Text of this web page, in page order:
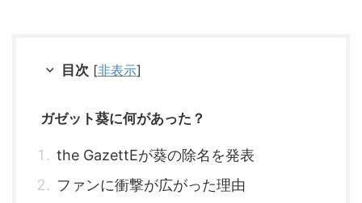
目次 [非表示]
ガゼット葵に何があった？
the GazettEが葵の除名を発表
ファンに衝撃が広がった理由